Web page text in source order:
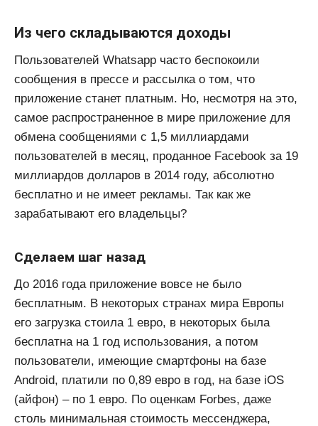
Из чего складываются доходы
Пользователей Whatsapp часто беспокоили
сообщения в прессе и рассылка о том, что
приложение станет платным. Но, несмотря на это,
самое распространенное в мире приложение для
обмена сообщениями с 1,5 миллиардами
пользователей в месяц, проданное Facebook за 19
миллиардов долларов в 2014 году, абсолютно
бесплатно и не имеет рекламы. Так как же
зарабатывают его владельцы?
Сделаем шаг назад
До 2016 года приложение вовсе не было
бесплатным. В некоторых странах мира Европы
его загрузка стоила 1 евро, в некоторых была
бесплатна на 1 год использования, а потом
пользователи, имеющие смартфоны на базе
Android, платили по 0,89 евро в год, на базе iOS
(айфон) – по 1 евро. По оценкам Forbes, даже
столь минимальная стоимость мессенджера,